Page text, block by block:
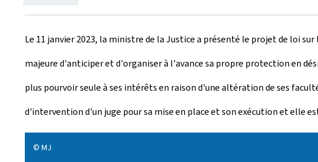
r
é
e
l
e
Le 11 janvier 2023, la ministre de la Justice a présenté le projet de loi
majeure d'anticiper et d'organiser à l'avance sa propre protection en
plus pourvoir seule à ses intérêts en raison d'une altération de ses
d'intervention d'un juge pour sa mise en place et son exécution et elle
© MJ